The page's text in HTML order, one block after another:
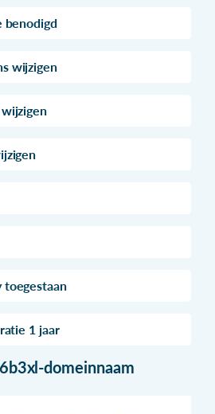
benodigd
wijzigen
toegestaan
1 jaar
domeinnaam